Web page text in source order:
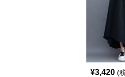
¥3,420 (